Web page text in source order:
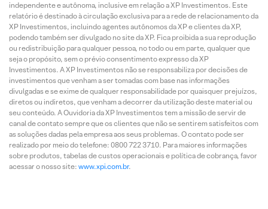
independente e autônoma, inclusive em relação a XP Investimentos. Este
relatório é destinado à circulação exclusiva para a rede de relacionamento da
XP Investimentos, incluindo agentes autônomos da XP e clientes da XP,
podendo também ser divulgado no site da XP. Fica proibida a sua reprodução
ou redistribuição para qualquer pessoa, no todo ou em parte, qualquer que
seja o propósito, sem o prévio consentimento expresso da XP
Investimentos. A XP Investimentos não se responsabiliza por decisões de
investimentos que venham a ser tomadas com base nas informações
divulgadas e se exime de qualquer responsabilidade por quaisquer prejuízos,
diretos ou indiretos, que venham a decorrer da utilização deste material ou
seu conteúdo. A Ouvidoria da XP Investimentos tem a missão de servir de
canal de contato sempre que os clientes que não se sentirem satisfeitos com
as soluções dadas pela empresa aos seus problemas. O contato pode ser
realizado por meio do telefone: 0800 722 3710. Para maiores informações
sobre produtos, tabelas de custos operacionais e política de cobrança, favor
acessar o nosso site: www.xpi.com.br.